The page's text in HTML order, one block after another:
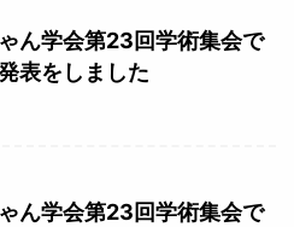
ん学会第23回学術集会で
表をしました
ん学会第23回学術集会で